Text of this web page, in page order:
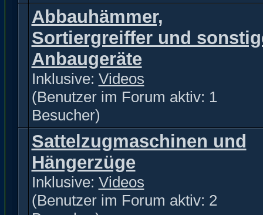
Abbauhämmer,
Sortiergreiffer und
Anbaugeräte
Inklusive: Videos
(Benutzer im Forum aktiv: 1
Besucher)
Sattelzugmaschinen und
Hängerzüge
Inklusive: Videos
(Benutzer im Forum aktiv: 2